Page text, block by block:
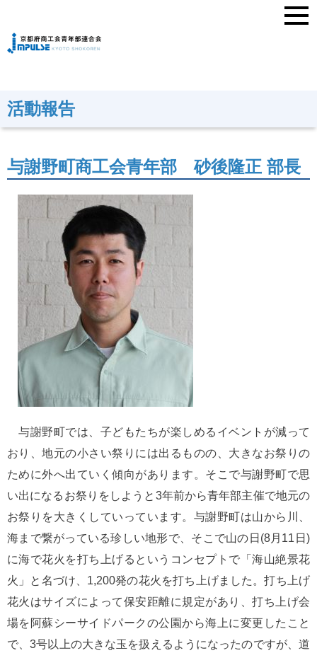
活動報告
与謝野町商工会青年部 砂後隆正 部長
与謝野町では、子どもたちが楽しめるイベントが減って
おり、地元の小さい祭りには出るものの、大きなお祭りの
ために外へ出ていく傾向があります。そこで与謝野町で思
い出になるお祭りをしようと3年前から青年部主催で地元の
お祭りを大きくしていっています。与謝野町は山から川、
海まで繋がっている珍しい地形で、そこで山の日(8月11日)
に海で花火を打ち上げるというコンセプトで「海山絶景花
火」と名づけ、1,200発の花火を打ち上げました。打ち上げ
花火はサイズによって保安距離に規定があり、打ち上げ会
場を阿蘇シーサイドパークの公園から海上に変更したこと
で、3号以上の大きな玉を扱えるようになったのですが、道